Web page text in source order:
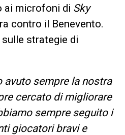
ai microfoni di Sky
contro il Benevento.
strategie di
avuto sempre la nostra
cercato di migliorare
sempre seguito i
giocatori bravi e